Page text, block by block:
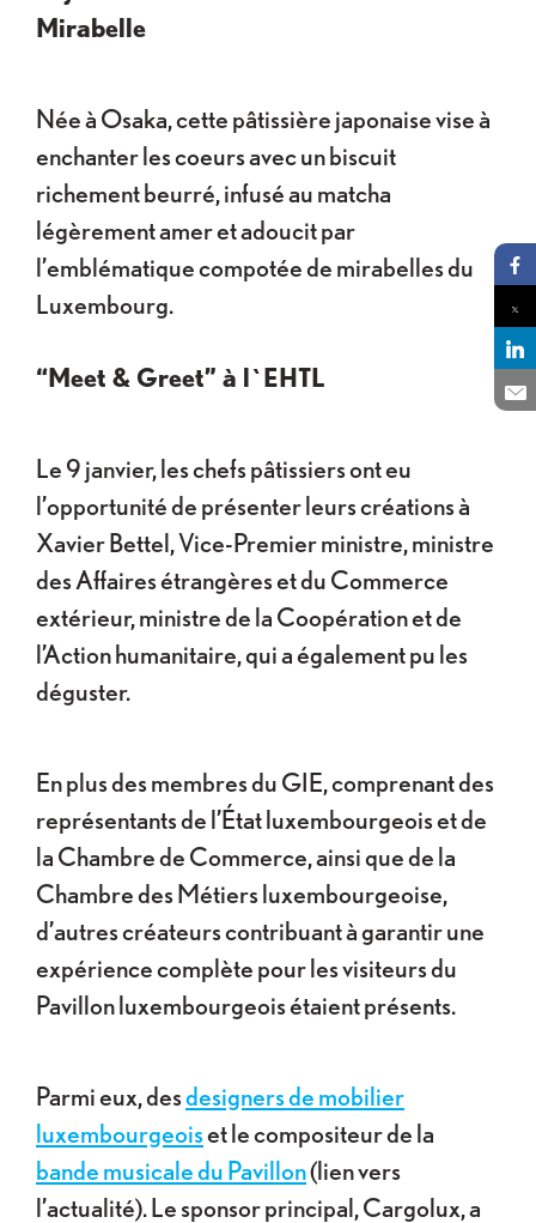
Mirabelle
Née à Osaka, cette pâtissière japonaise vise à
enchanter les coeurs avec un biscuit
richement beurré, infusé au matcha
légèrement amer et adoucit par
l’emblématique compotée de mirabelles du
Luxembourg.
“Meet & Greet” à l`EHTL
Le 9 janvier, les chefs pâtissiers ont eu
l’opportunité de présenter leurs créations à
Xavier Bettel, Vice-Premier ministre, ministre
des Affaires étrangères et du Commerce
extérieur, ministre de la Coopération et de
l’Action humanitaire, qui a également pu les
déguster.
En plus des membres du GIE, comprenant des
représentants de l’État luxembourgeois et de
la Chambre de Commerce, ainsi que de la
Chambre des Métiers luxembourgeoise,
d’autres créateurs contribuant à garantir une
expérience complète pour les visiteurs du
Pavillon luxembourgeois étaient présents.
Parmi eux, desdesigners de mobilier
luxembourgeoiset le compositeur de la
bande musicale du Pavillon(lien vers
l’actualité). Le sponsor principal, Cargolux, a